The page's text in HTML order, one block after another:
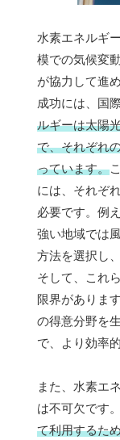
水素エネルギ
模での気候変
が協力して進
成功には、国
ルギーは太陽
で、それぞれ
っています。
には、それぞ
必要です。例
強い地域では
方法を選択し
そして、これ
限界がありま
の得意分野を
で、より効率
また、水素エ
は不可欠です。
て利用するた